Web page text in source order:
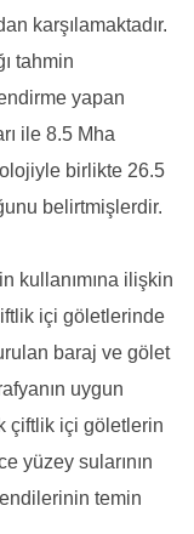
karşılamaktadır.
tahmin
yapan
ile 8.5 Mha
birlikte 26.5
belirtmişlerdir.
kullanımına ilişkin
içi göletlerinde
baraj ve gölet
uygun
çiftlik içi göletlerin
yüzey sularının
temin